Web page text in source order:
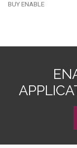
BUY ENABLE